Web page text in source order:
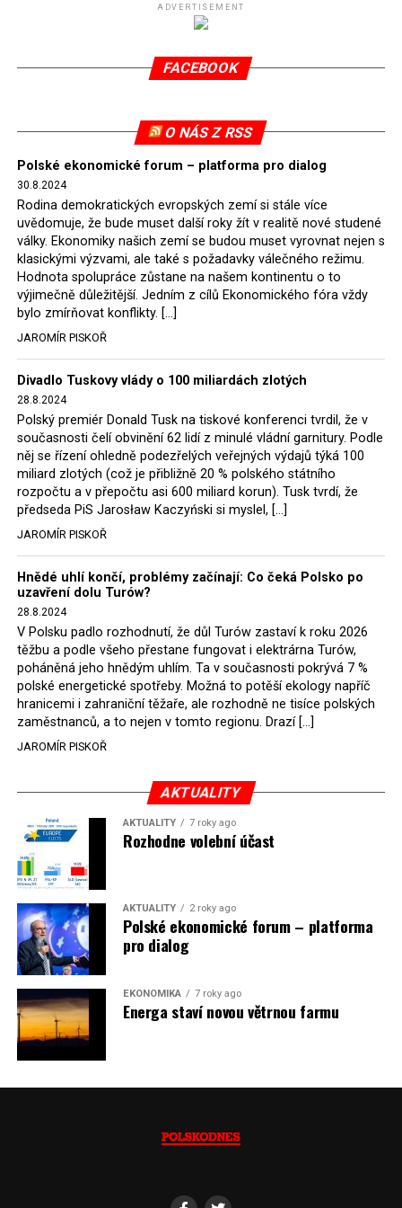
(SDEU) v souvislosti se stížnostmi českých samospráv
verdiktem španělské soudkyně Rosario Silva de Lapureta
tomuto rozhodnutí nevyhověla, proto na žádost
2022, než byl tento případ z důvodu uzavření dohody
Polska s Českou republikou o odstranění příčin sporu o
důl Turów vymazán z rejstříku tribunálu. Celkem si
Polsko nechalo z přiznaných evropských fondů odečíst
asi 70 milionů eur na pokutách a 45 milionů eur
zaplatilo jako odškodnění České republice – ale jak důl,
tak elektrárna nadále fungovaly. Už tehdy zástupci
tehdejší opozice a dnes vládnoucí koalice, jako
místopředseda Občanské platformy (PO) Rafał
Hołownia, přímo řekli, že by se polská vláda měla
tomuto rozhodnutí podřídit.
Rozhodnutí polského ministra spravedlnosti jistě potěší
německé, české a polské ekology, ale i těžaře. Je těžké si
představit, že by o takové věci rozhodoval sám ministr
Bodnar. Musel získat politický souhlas vládnoucí koalice.
Stále jsou totiž platné argumenty Morawieckého vlády,
že důl i elektrárna jsou – kromě zabezpečování cca 7 %
polského energetického mixu – klíčovými podniky, spolu
se svými dceřinými společnostmi zaměstnávají cca pět
tisíc lidí. Navíc s činností dolu a elektrárny nepřímo
souvisí dalších několik desítek tisíc pracovních míst v
regionu. Zelená politika ale opět zvítězila.
Rozhodnutí polského ministra spravedlnosti jistě potěší
německé, české a polské ekology, kteří žalobu u
správního soudu podali, ale také německé a české
možná vozit své hnědé uhlí. ČEZ bude také spokojen –
škrtnutím 7 % elektřiny znamená totiž pro Polsko zcela
neplánované a nečekané skokové zvýšení závislosti na
dovozu elektřiny už od roku 2027.
(psáno pro info.cz)
ADVERTISEMENT
FACEBOOK
O NÁS Z RSS
Polské ekonomické forum – platforma pro dialog
30.8.2024
Rodina demokratických evropských zemí si stále více
uvědomuje, že bude muset další roky žít v realitě nové studené
války. Ekonomiky našich zemí se budou muset vyrovnat nejen s
klasickými výzvami, ale také s požadavky válečného režimu.
Hodnota spolupráce zůstane na našem kontinentu o to
výjimečně důležitější. Jedním z cílů Ekonomického fóra vždy
bylo zmírňovat konflikty. […]
JAROMÍR PISKOŘ
Divadlo Tuskovy vlády o 100 miliardách zlotých
28.8.2024
Polský premiér Donald Tusk na tiskové konferenci tvrdil, že v
současnosti čelí obvinění 62 lidí z minulé vládní garnitury. Podle
něj se řízení ohledně podezřelých veřejných výdajů týká 100
miliard zlotých (což je přibližně 20 % polského státního
rozpočtu a v přepočtu asi 600 miliard korun). Tusk tvrdí, že
předseda PiS Jarosław Kaczyński si myslel, […]
JAROMÍR PISKOŘ
Hnědé uhlí končí, problémy začínají: Co čeká Polsko po
uzavření dolu Turów?
28.8.2024
V Polsku padlo rozhodnutí, že důl Turów zastaví k roku 2026
těžbu a podle všeho přestane fungovat i elektrárna Turów,
poháněná jeho hnědým uhlím. Ta v současnosti pokrývá 7 %
polské energetické spotřeby. Možná to potěší ekology napříč
hranicemi i zahraniční těžaře, ale rozhodně ne tisíce polských
zaměstnanců, a to nejen v tomto regionu. Drazí […]
JAROMÍR PISKOŘ
AKTUALITY
AKTUALITY 7 roky ago
Rozhodne volební účast
AKTUALITY 2 roky ago
Polské ekonomické forum – platforma
pro dialog
EKONOMIKA 7 roky ago
Energa staví novou větrnou farmu